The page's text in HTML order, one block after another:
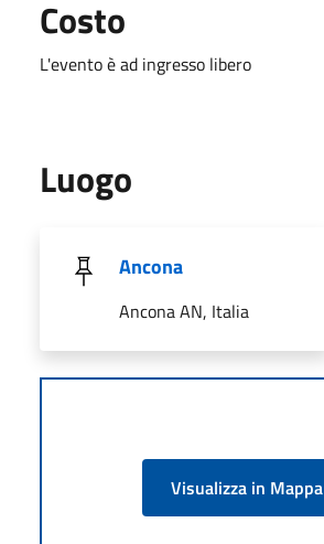
Costo
L'evento è ad ingresso libero
Luogo
Ancona
Ancona AN, Italia
Visualizza in Mappa